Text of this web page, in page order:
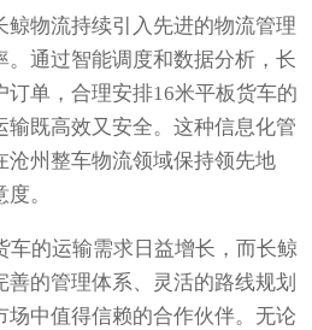
鲸物流持续引入先进的物流管理
。通过智能调度和数据分析，长
单，合理安排16米平板货车的
输既高效又安全。这种信息化管
沧州整车物流领域保持领先地
。
车的运输需求日益增长，而长鲸
的管理体系、灵活的路线规划
场中值得信赖的合作伙伴。无论